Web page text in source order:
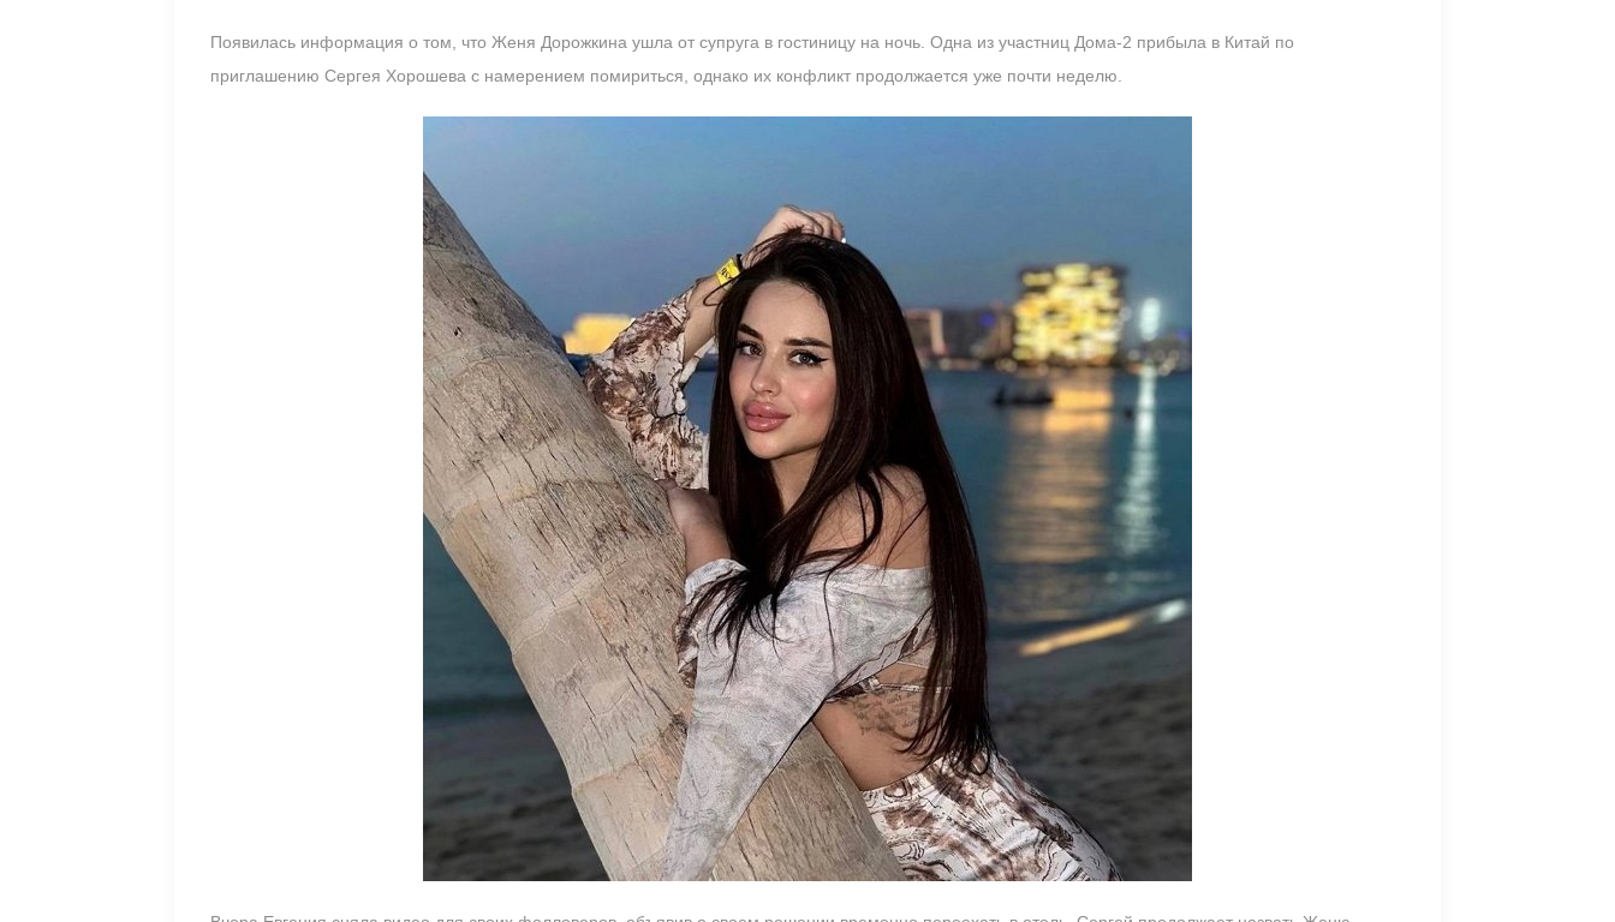
Появилась информация о том, что Женя Дорожкина ушла от супруга в гостиницу на ночь. Одна из участниц Дома-2 прибыла в Китай по
приглашению Сергея Хорошева с намерением помириться, однако их конфликт продолжается уже почти неделю.